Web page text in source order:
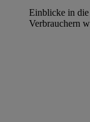
Einblicke in die
Verbrauchern